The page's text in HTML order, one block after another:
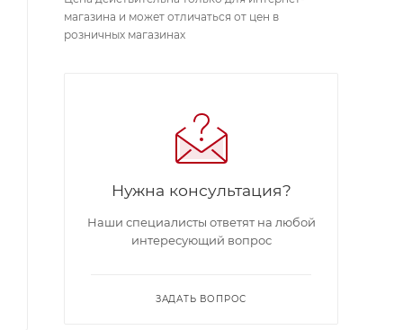
магазина и может отличаться от цен в
розничных магазинах
Нужна консультация?
Наши специалисты ответят на любой
интересующий вопрос
ЗАДАТЬ ВОПРОС